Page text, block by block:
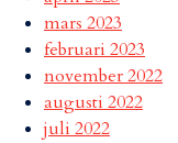
mars 2023
februari 2023
november 2022
augusti 2022
juli 2022